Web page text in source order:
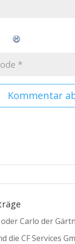
Carlo der
die CF Services